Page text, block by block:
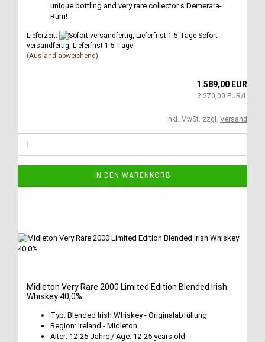
unique bottling and very rare collector s Demerara-
Rum!
Lieferzeit:
Sofort
versandfertig, Lieferfrist 1-5 Tage
(Ausland abweichend)
1.589,00 EUR
2.270,00 EUR/L
inkl. MwSt. zzgl. Versand
IN DEN WARENKORB
Midleton Very Rare 2000 Limited Edition Blended Irish
Whiskey 40,0%
Typ: Blended Irish Whiskey - Originalabfüllung
Region: Ireland - Midleton
Alter: 12-25 Jahre / Age: 12-25 years old